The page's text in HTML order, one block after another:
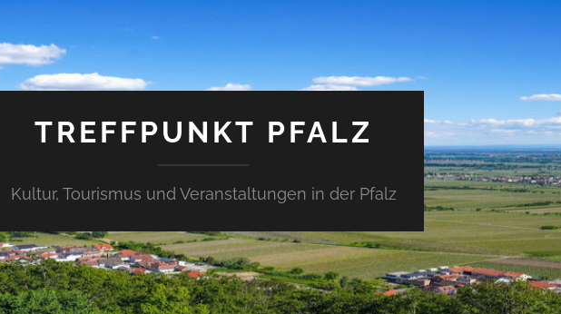
TREFFPUNKT PFALZ
Kultur, Tourismus und Veranstaltungen in der Pfalz